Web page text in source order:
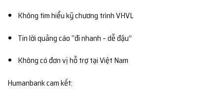
Không tìm hiểu kỹ chương trình VHVL
Tin lời quảng cáo “đi nhanh – dễ đậu”
Không có đơn vị hỗ trợ tại Việt Nam
Humanbank cam kết: